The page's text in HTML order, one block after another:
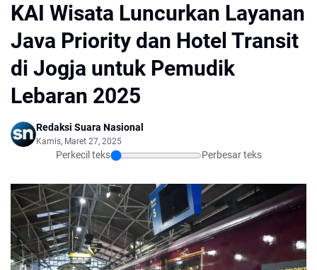
KAI Wisata Luncurkan Layanan
Java Priority dan Hotel Transit
di Jogja untuk Pemudik
Lebaran 2025
Redaksi Suara Nasional
Kamis, Maret 27, 2025
Perkecil teks Perbesar teks